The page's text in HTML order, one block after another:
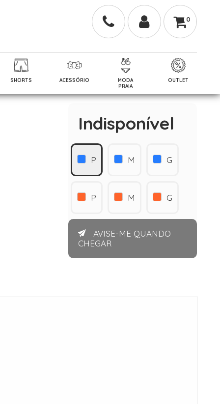
0
SHORTS ACESSÓRIO
MODA
PRAIA
OUTLET
Indisponível
P M G
P M G
AVISE-ME QUANDO
CHEGAR